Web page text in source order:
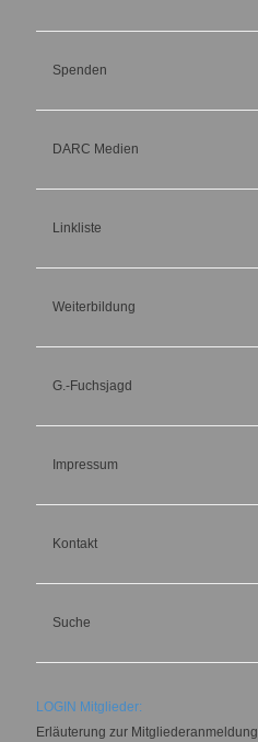
Spenden
DARC Medien
Linkliste
Weiterbildung
G.-Fuchsjagd
Impressum
Kontakt
Suche
LOGIN Mitglieder:
Erläuterung zur Mitgliederanmeldung